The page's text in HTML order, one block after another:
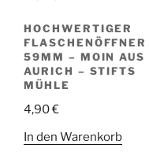
HOCHWERTIGER
FLASCHENÖFFNER
59MM – MOIN AUS
AURICH – STIFTS
MÜHLE
4,90€
In den Warenkorb